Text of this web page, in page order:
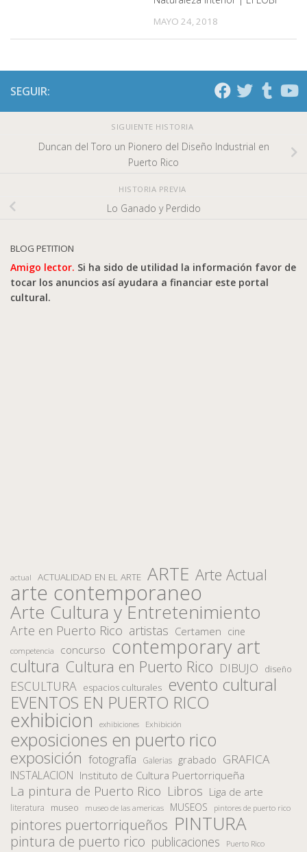
MAYO 24, 2018
SEGUIR:
SIGUIENTE HISTORIA
Duncan del Toro un Pionero del Diseño Industrial en
Puerto Rico
HISTORIA PREVIA
Lo Ganado y Perdido
BLOG PETITION
Amigo lector. Si ha sido de utilidad la información favor de
tocar los anuncios así ayudara a financiar este portal
cultural.
actual ACTUALIDAD EN EL ARTE ARTE Arte Actual
arte contemporaneo
Arte Cultura y Entretenimiento
Arte en Puerto Rico artistas Certamen cine
competencia concurso contemporary art
cultura Cultura en Puerto Rico DIBUJO diseño
ESCULTURA espacios culturales evento cultural
EVENTOS EN PUERTO RICO
exhibicion exhibiciones Exhibición
exposiciones en puerto rico
exposición fotografía Galerias grabado GRAFICA
INSTALACION Instituto de Cultura Puertorriqueña
La pintura de Puerto Rico Libros Liga de arte
literatura museo museo de las americas MUSEOS pintores de puerto rico
pintores puertorriqueños PINTURA
pintura de puerto rico publicaciones Puerto Rico